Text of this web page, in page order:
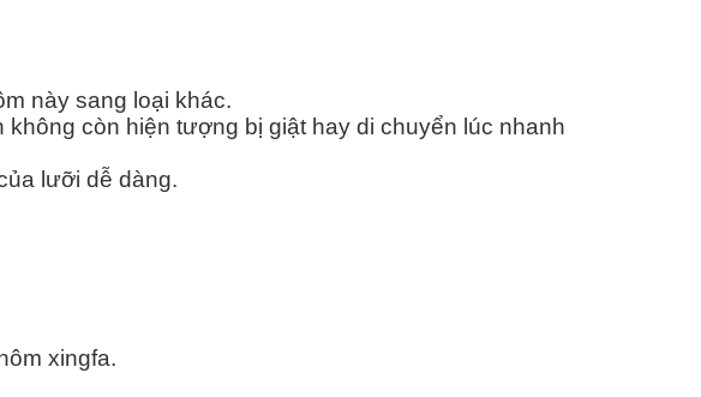
này sang loại khác.
còn hiện tượng bị giật hay di chuyển lúc nhanh
lưỡi dễ dàng.
xingfa.